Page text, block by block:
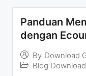
Panduan
dengan
By Download
Blog